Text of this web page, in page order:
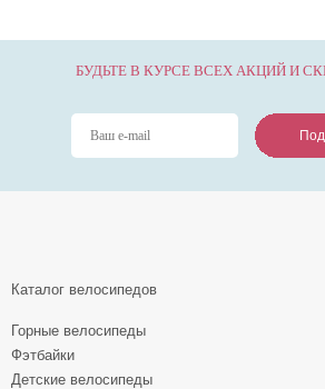
БУДЬТЕ В КУРСЕ ВСЕХ АКЦИЙ И
Каталог велосипедов
Горные велосипеды
Фэтбайки
Детские велосипеды